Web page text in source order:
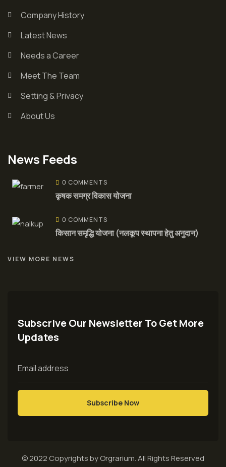
Company History
Latest News
Needs a Career
Meet The Team
Setting & Privacy
About Us
News Feeds
0 COMMENTS
कृषक समग्र विकास योजना
0 COMMENTS
किसान समृद्धि योजना (नलकूप स्थापना हेतु अनुदान)
VIEW MORE NEWS
Subscrive Our Newsletter To Get More
Updates
© 2022 Copyrights by Orgrarium. All Rights Reserved